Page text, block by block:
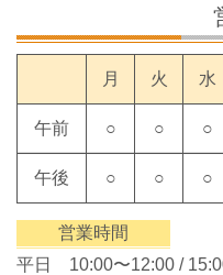
月 火 水
午前 ○ ○ ○
午後 ○ ○ ○
営業時間
平日 10:00〜12:00 /